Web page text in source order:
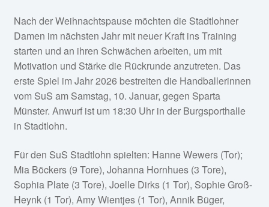
Nach der Weihnachtspause möchten die Stadtlohner
Damen im nächsten Jahr mit neuer Kraft ins Training
starten und an ihren Schwächen arbeiten, um mit
Motivation und Stärke die Rückrunde anzutreten. Das
erste Spiel im Jahr 2026 bestreiten die Handballerinnen
vom SuS am Samstag, 10. Januar, gegen Sparta
Münster. Anwurf ist um 18:30 Uhr in der Burgsporthalle
in Stadtlohn.
Für den SuS Stadtlohn spielten: Hanne Wewers (Tor);
Mia Böckers (9 Tore), Johanna Hornhues (3 Tore),
Sophia Plate (3 Tore), Joelle Dirks (1 Tor), Sophie Groß-
Heynk (1 Tor), Amy Wientjes (1 Tor), Annik Büger,